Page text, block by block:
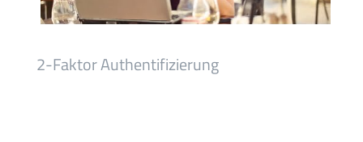
2-Faktor Authentifizierung